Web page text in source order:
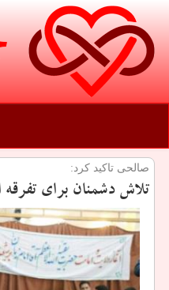
صالحی تاكید كرد:
تلاش دشمنان برای تفرقه